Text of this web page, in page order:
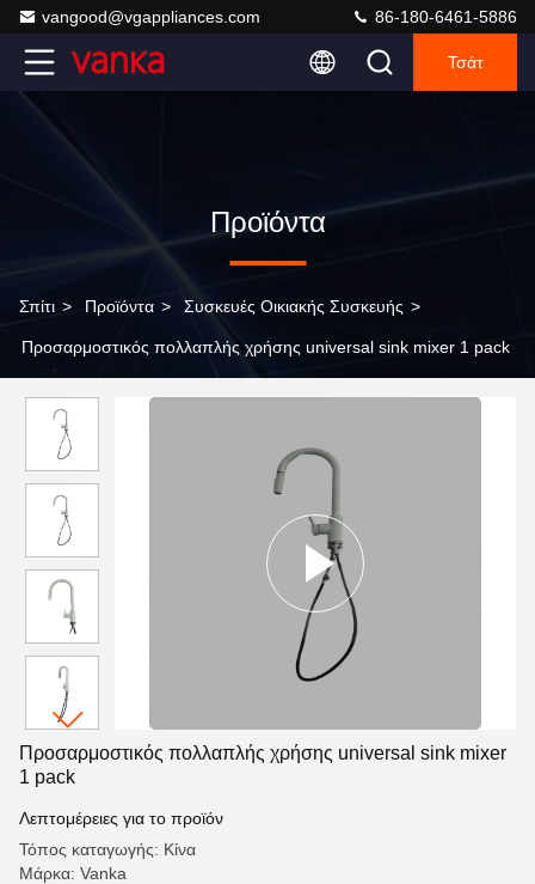
vangood@vgappliances.com 86-180-6461-5886
Τσάτ
Προϊόντα
Σπίτι > Προϊόντα > Συσκευές Οικιακής Συσκευής >
Προσαρμοστικός πολλαπλής χρήσης universal sink mixer 1 pack
Προσαρμοστικός πολλαπλής χρήσης universal sink mixer
1 pack
Λεπτομέρειες για το προϊόν
Τόπος καταγωγής: Κίνα
Μάρκα: Vanka